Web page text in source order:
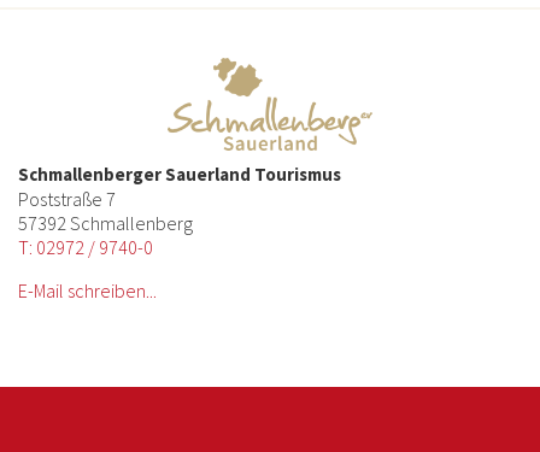
Schmallenberger Sauerland Tourismus
Poststraße 7
57392 Schmallenberg
T: 02972 / 9740-0
E-Mail schreiben...